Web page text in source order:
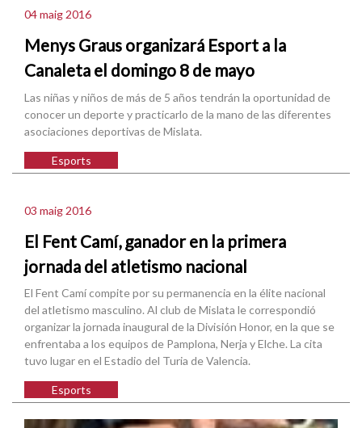
04 maig 2016
Menys Graus organizará Esport a la
Canaleta el domingo 8 de mayo
Las niñas y niños de más de 5 años tendrán la oportunidad de
conocer un deporte y practicarlo de la mano de las diferentes
asociaciones deportivas de Mislata.
Esports
03 maig 2016
El Fent Camí, ganador en la primera
jornada del atletismo nacional
El Fent Camí compite por su permanencia en la élite nacional
del atletismo masculino. Al club de Mislata le correspondió
organizar la jornada inaugural de la División Honor, en la que se
enfrentaba a los equipos de Pamplona, Nerja y Elche. La cita
tuvo lugar en el Estadio del Turia de Valencia.
Esports